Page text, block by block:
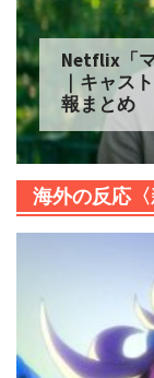
Netflix「
ズン2 配
じ・原作情
海外の反応〈